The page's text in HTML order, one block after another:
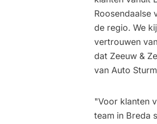
Roosendaalse
de regio. We
vertrouwen
dat Zeeuw &
van Auto
"Voor klanten
team in Breda